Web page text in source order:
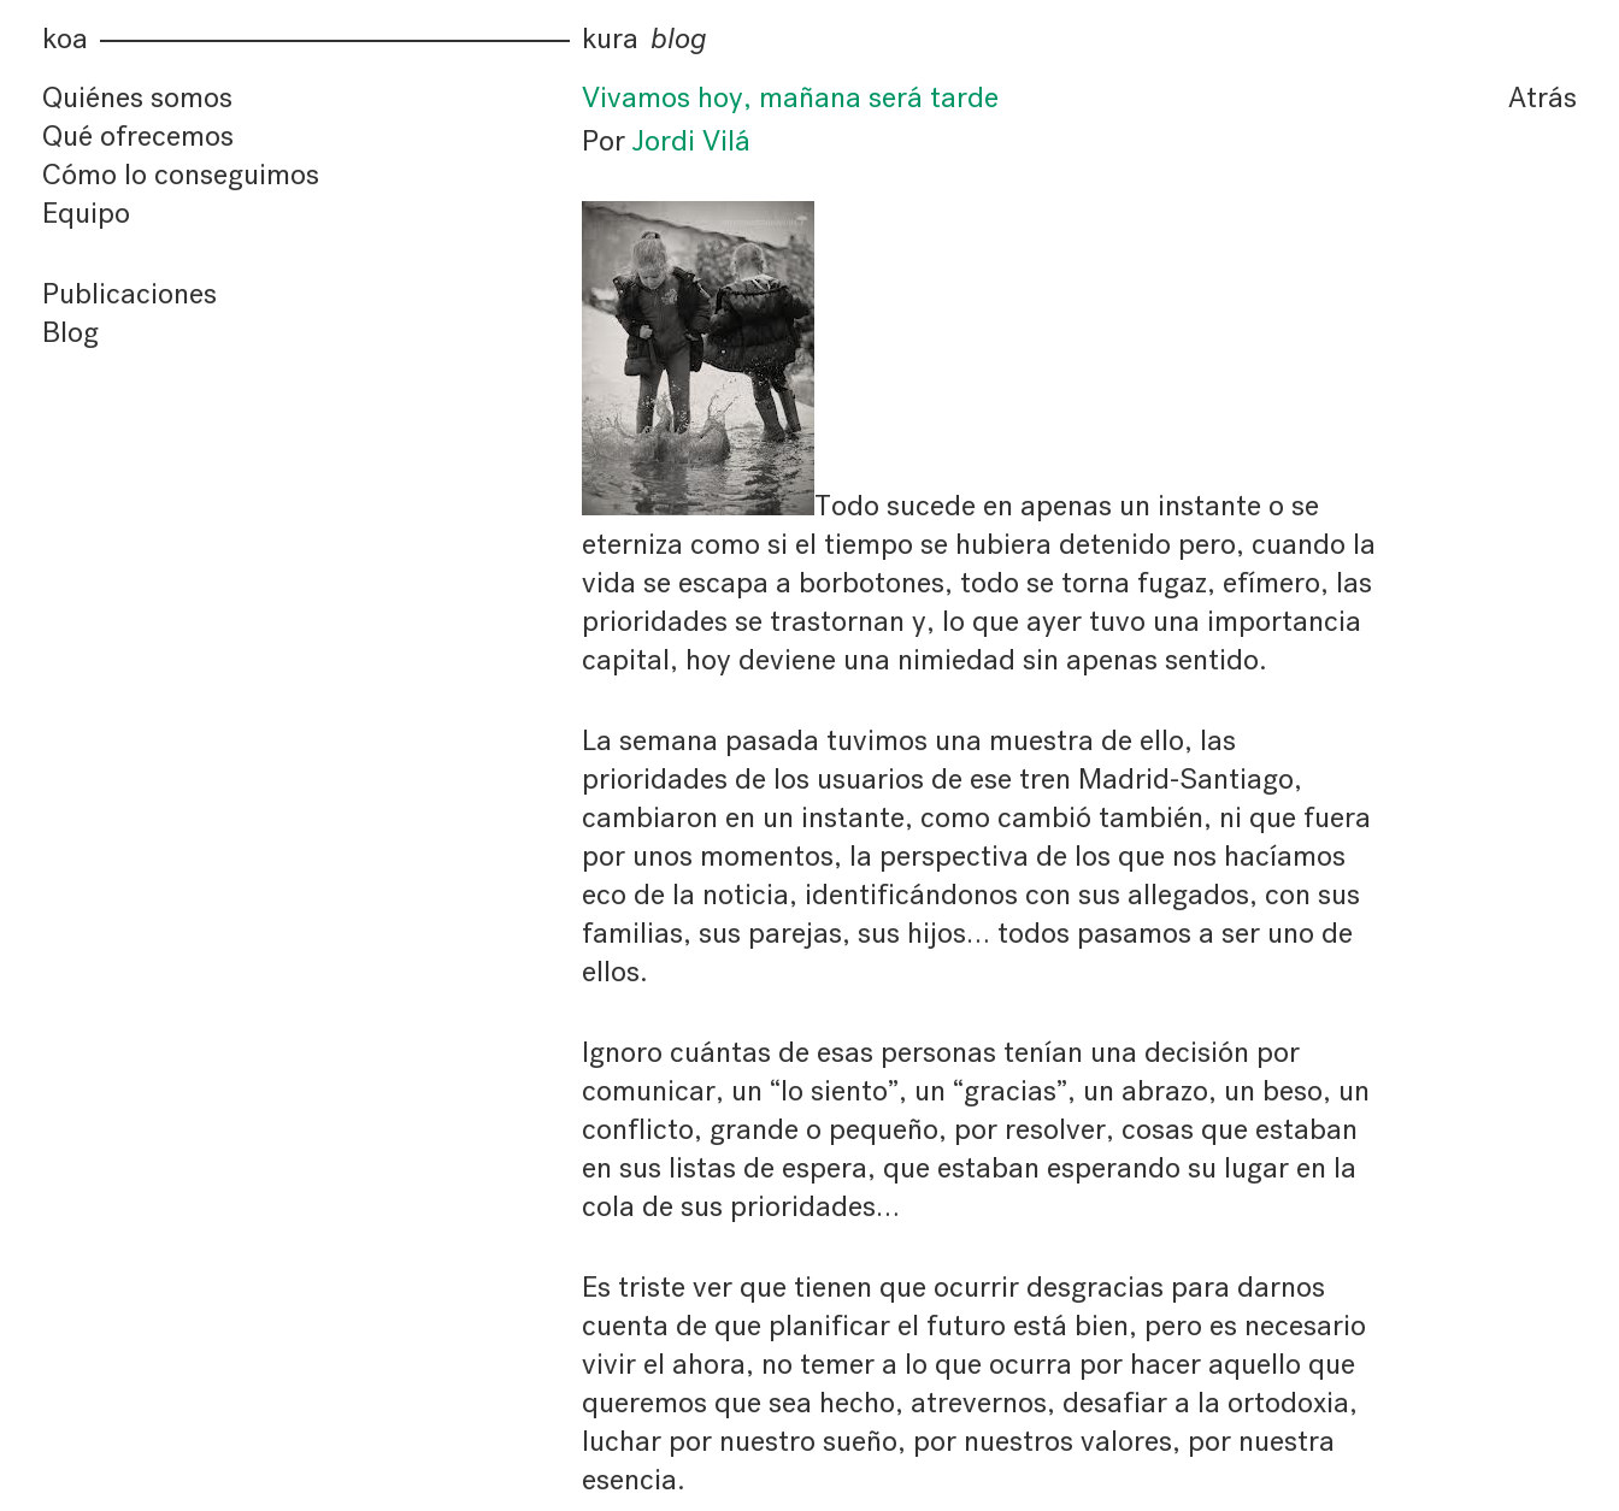
koa kura blog
Quiénes somos
Qué ofrecemos
Cómo lo conseguimos
Equipo
Publicaciones
Blog
Vivamos hoy, mañana será tarde
Atrás
Por Jordi Vilá
Todo sucede en apenas un instante o se
eterniza como si el tiempo se hubiera detenido pero, cuando la
vida se escapa a borbotones, todo se torna fugaz, efímero, las
prioridades se trastornan y, lo que ayer tuvo una importancia
capital, hoy deviene una nimiedad sin apenas sentido.
La semana pasada tuvimos una muestra de ello, las
prioridades de los usuarios de ese tren Madrid-Santiago,
cambiaron en un instante, como cambió también, ni que fuera
por unos momentos, la perspectiva de los que nos hacíamos
eco de la noticia, identificándonos con sus allegados, con sus
familias, sus parejas, sus hijos… todos pasamos a ser uno de
ellos.
Ignoro cuántas de esas personas tenían una decisión por
comunicar, un “lo siento”, un “gracias”, un abrazo, un beso, un
conflicto, grande o pequeño, por resolver, cosas que estaban
en sus listas de espera, que estaban esperando su lugar en la
cola de sus prioridades…
Es triste ver que tienen que ocurrir desgracias para darnos
cuenta de que planificar el futuro está bien, pero es necesario
vivir el ahora, no temer a lo que ocurra por hacer aquello que
queremos que sea hecho, atrevernos, desafiar a la ortodoxia,
luchar por nuestro sueño, por nuestros valores, por nuestra
esencia.